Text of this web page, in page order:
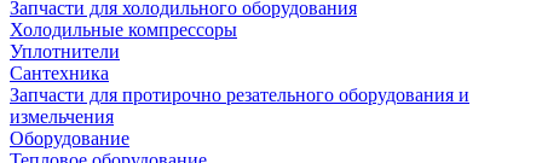
Запчасти для холодильного оборудования
Холодильные компрессоры
Уплотнители
Сантехника
Запчасти для протирочно резательного оборудования и
измельчения
Оборудование